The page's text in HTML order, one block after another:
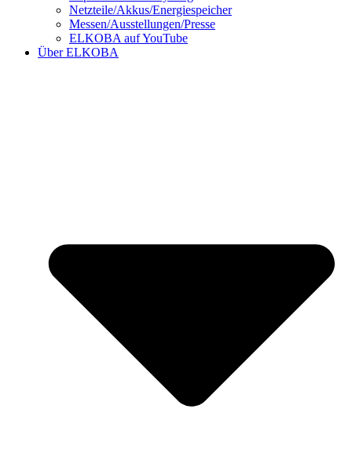
Netzteile/Akkus/Energiespeicher
Messen/Ausstellungen/Presse
ELKOBA auf YouTube
Über ELKOBA